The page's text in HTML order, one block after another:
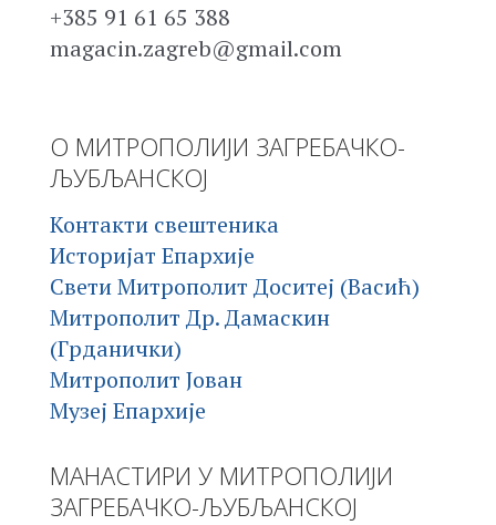
+385 91 61 65 388
magacin.zagreb@gmail.com
О МИТРОПОЛИЈИ ЗАГРЕБАЧКО-
ЉУБЉАНСКОЈ
Контакти свештеника
Историјат Епархије
Свети Митрополит Доситеј (Васић)
Митрополит Др. Дамаскин
(Грданички)
Митрополит Јован
Музеј Епархије
МАНАСТИРИ У МИТРОПОЛИЈИ
ЗАГРЕБАЧКО-ЉУБЉАНСКОЈ